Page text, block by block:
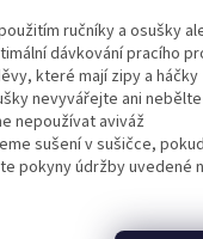
ručníky a osušky
dávkování pracího
které mají zipy a háčky
nevyvářejte ani nebělte
nepoužívat aviváž
sušení v sušičce,
pokyny údržby uvedené